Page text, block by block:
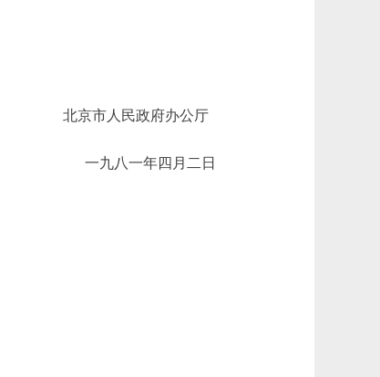
北京市人民政府办公厅
一九八一年四月二日